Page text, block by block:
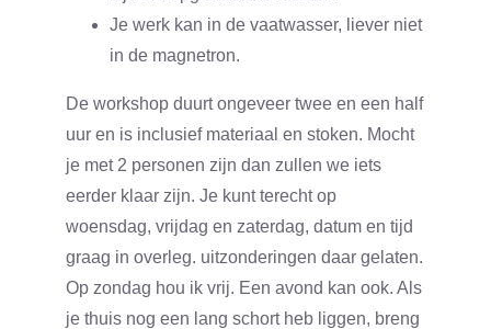
Je werk kan in de vaatwasser, liever niet
in de magnetron.
De workshop duurt ongeveer twee en een half
uur en is inclusief materiaal en stoken. Mocht
je met 2 personen zijn dan zullen we iets
eerder klaar zijn. Je kunt terecht op
woensdag, vrijdag en zaterdag, datum en tijd
graag in overleg. uitzonderingen daar gelaten.
Op zondag hou ik vrij. Een avond kan ook. Als
je thuis nog een lang schort heb liggen, breng